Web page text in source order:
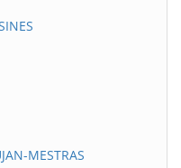
MESTRAS